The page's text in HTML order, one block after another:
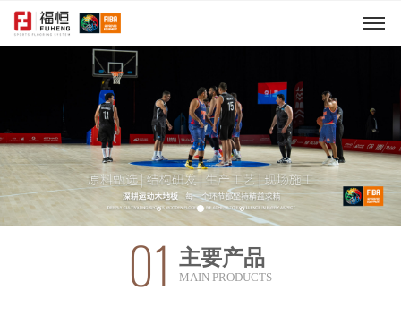
01 主要产品
MAIN PRODUCTS